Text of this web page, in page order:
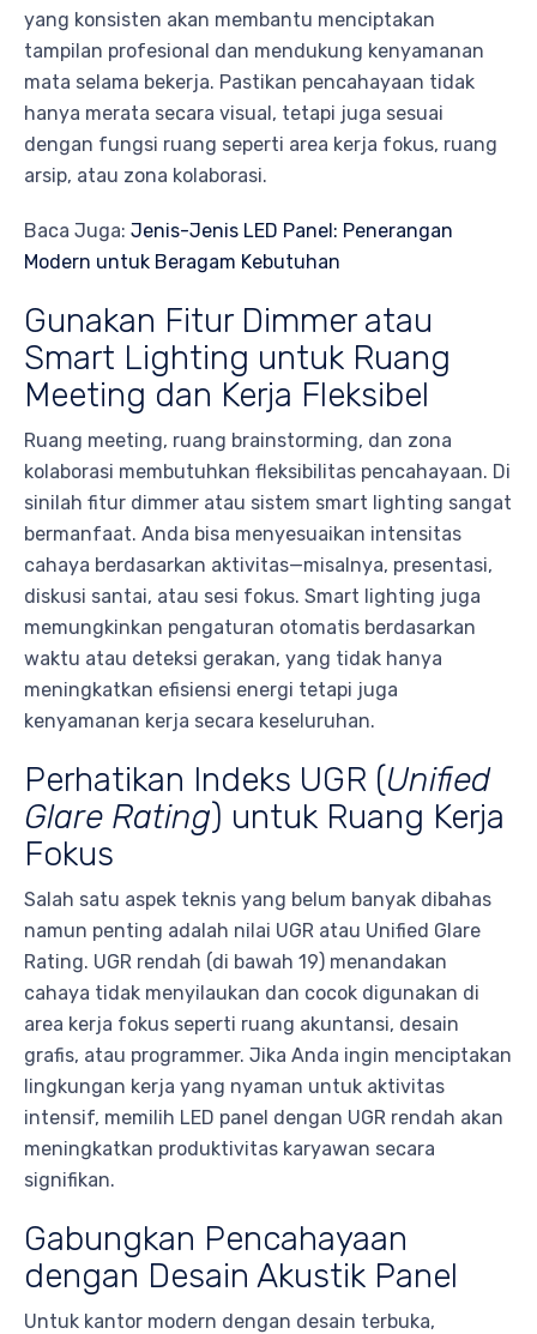
yang konsisten akan membantu menciptakan
tampilan profesional dan mendukung kenyamanan
mata selama bekerja. Pastikan pencahayaan tidak
hanya merata secara visual, tetapi juga sesuai
dengan fungsi ruang seperti area kerja fokus, ruang
arsip, atau zona kolaborasi.
Baca Juga: Jenis-Jenis LED Panel: Penerangan
Modern untuk Beragam Kebutuhan
Gunakan Fitur Dimmer atau
Smart Lighting untuk Ruang
Meeting dan Kerja Fleksibel
Ruang meeting, ruang brainstorming, dan zona
kolaborasi membutuhkan fleksibilitas pencahayaan. Di
sinilah fitur dimmer atau sistem smart lighting sangat
bermanfaat. Anda bisa menyesuaikan intensitas
cahaya berdasarkan aktivitas—misalnya, presentasi,
diskusi santai, atau sesi fokus. Smart lighting juga
memungkinkan pengaturan otomatis berdasarkan
waktu atau deteksi gerakan, yang tidak hanya
meningkatkan efisiensi energi tetapi juga
kenyamanan kerja secara keseluruhan.
Perhatikan Indeks UGR (Unified
Glare Rating) untuk Ruang Kerja
Fokus
Salah satu aspek teknis yang belum banyak dibahas
namun penting adalah nilai UGR atau Unified Glare
Rating. UGR rendah (di bawah 19) menandakan
cahaya tidak menyilaukan dan cocok digunakan di
area kerja fokus seperti ruang akuntansi, desain
grafis, atau programmer. Jika Anda ingin menciptakan
lingkungan kerja yang nyaman untuk aktivitas
intensif, memilih LED panel dengan UGR rendah akan
meningkatkan produktivitas karyawan secara
signifikan.
Gabungkan Pencahayaan
dengan Desain Akustik Panel
Untuk kantor modern dengan desain terbuka,